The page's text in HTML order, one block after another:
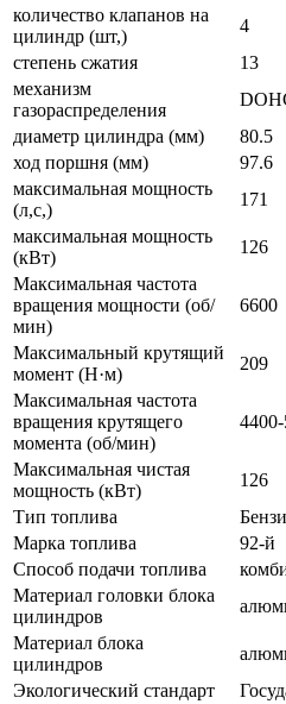
количество клапанов на
цилиндр (шт,)
4
степень сжатия
13
механизм
газораспределения
диаметр цилиндра (мм)
80.5
ход поршня (мм)
97.6
максимальная мощность
(л,с,)
171
максимальная мощность
(кВт)
126
Максимальная частота
вращения мощности (об/
мин)
6600
Максимальный крутящий
момент (Н·м)
209
Максимальная частота
вращения крутящего
момента (об/мин)
Максимальная чистая
мощность (кВт)
126
Тип топлива
Марка топлива
92-й
Способ подачи топлива
Материал головки блока
цилиндров
Материал блока
цилиндров
Экологический стандарт